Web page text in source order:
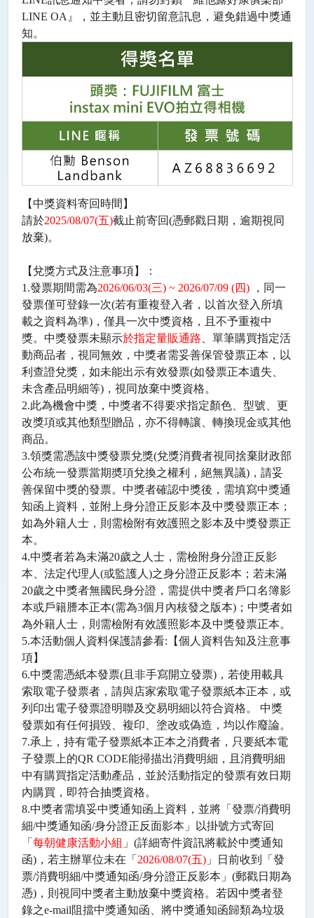
LINE OA』，並主動且密切留意訊息，避免錯過中獎通
知。
【中獎資料寄回時間】
請於2025/08/07(五)截止前寄回(憑郵戳日期，逾期視同
放棄)。
【兌獎方式及注意事項】：
1.發票期間需為2026/06/03(三) ~ 2026/07/09 (四)
，同一
發票僅可登錄一次(若有重複登入者，以首次登入所填
載之資料為準)，僅具一次中獎資格，且不予重複中
獎。中獎發票未顯示於指定量販通路 、單筆購買指定活
動商品者，視同無效，中獎者需妥善保管發票正本，以
利查證兌獎，如未能出示有效發票(如發票正本遺失、
未含產品明細等)，視同放棄中獎資格。
2.此為機會中獎，中獎者不得要求指定顏色、型號、更
改獎項或其他類型贈品，亦不得轉讓、轉換現金或其他
商品。
3.領獎需憑該中獎發票兌獎(兌獎消費者視同捨棄財政部
公布統一發票當期奬項兌換之權利，絕無異議)，請妥
善保留中獎的發票。中獎者確認中獎後，需填寫中獎通
知函上資料，並附上身分證正反影本及中獎發票正本；
如為外籍人士，則需檢附有效護照之影本及中獎發票正
本。
4.中獎者若為未滿20歲之人士，需檢附身分證正反影
本、法定代理人 (或監護人 )之身分證正反影本；若未滿
20歲之中獎者無國民身分證，需提供中獎者戶口名簿影
本或戶籍謄本正本(需為3個月內核發之版本)；中獎者如
為外籍人士，則需檢附有效護照影本及中獎發票正本。
5.本活動個人資料保護請參看: 【個人資料告知及注意事
項】
6.中獎需憑紙本發票(且非手寫開立發票)，若使用載具
索取電子發票者，請與店家索取電子發票紙本正本，或
列印出電子發票證明聯及交易明細以符合資格。 中獎
發票如有任何損毀、複印、塗改或偽造，均以作廢論。
7.承上，持有電子發票紙本正本之消費者，只要紙本電
子發票上的QR CODE能掃描出消費明細，且消費明細
中有購買指定活動產品，並於活動指定的發票有效日期
內購買，即符合抽獎資格。
8.中獎者需填妥中獎通知函上資料，並將「發票/消費明
細/中獎通知函/身分證正反面影本」以掛號方式寄回
「 每朝健康活動小組 」 (詳細寄件資訊將載於中獎通知
函)，若主辦單位未在「 2026/08/07(五)」日前收到「發
票/消費明細/中獎通知函/身分證正反影本」 (郵戳日期為
憑)，則視同中獎者主動放棄中獎資格。若因中獎者登
錄之e-mail阻擋中獎通知函、將中獎通知函歸類為垃圾